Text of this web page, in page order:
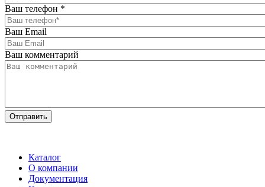
Ваш телефон *
Ваш Email
Ваш комментарий
Каталог
О компании
Документация